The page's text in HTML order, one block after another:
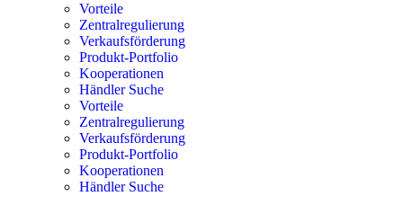
Vorteile
Zentralregulierung
Verkaufsförderung
Produkt-Portfolio
Kooperationen
Händler Suche
Vorteile
Zentralregulierung
Verkaufsförderung
Produkt-Portfolio
Kooperationen
Händler Suche